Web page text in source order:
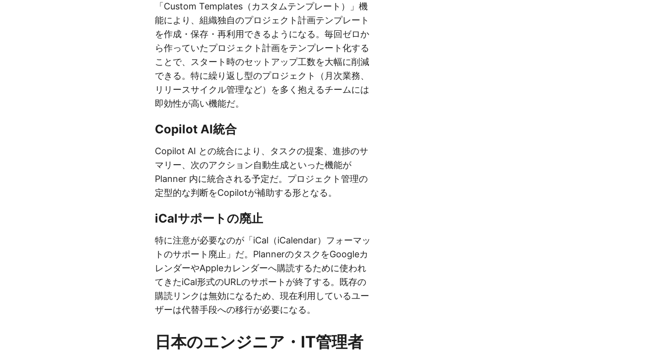
「Custom Templates（カスタムテンプレート）」機
能により、組織独自のプロジェクト計画テンプレート
を作成・保存・再利用できるようになる。毎回ゼロか
ら作っていたプロジェクト計画をテンプレート化する
ことで、スタート時のセットアップ工数を大幅に削減
できる。特に繰り返し型のプロジェクト（月次業務、
リリースサイクル管理など）を多く抱えるチームには
即効性が高い機能だ。
Copilot AI統合
Copilot AI との統合により、タスクの提案、進捗のサ
マリー、次のアクション自動生成といった機能が
Planner 内に統合される予定だ。プロジェクト管理の
定型的な判断をCopilotが補助する形となる。
iCalサポートの廃止
特に注意が必要なのが「iCal（iCalendar）フォーマッ
トのサポート廃止」だ。PlannerのタスクをGoogleカ
レンダーやAppleカレンダーへ購読するために使われ
てきたiCal形式のURLのサポートが終了する。既存の
購読リンクは無効になるため、現在利用しているユー
ザーは代替手段への移行が必要になる。
日本のエンジニア・IT管理者